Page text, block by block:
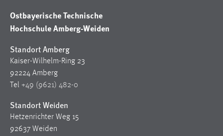
Ostbayerische Technische
Hochschule Amberg-Weiden
Standort Amberg
Kaiser-Wilhelm-Ring 23
92224 Amberg
Tel +49 (9621) 482-0
Standort Weiden
Hetzenrichter Weg 15
92637 Weiden